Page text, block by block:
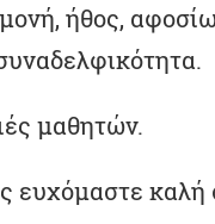
ήθος,
μαθητών.
ευχόμαστε